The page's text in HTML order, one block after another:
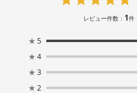
レビュー件数： 1件
★ 5
★ 4
★ 3
★ 2